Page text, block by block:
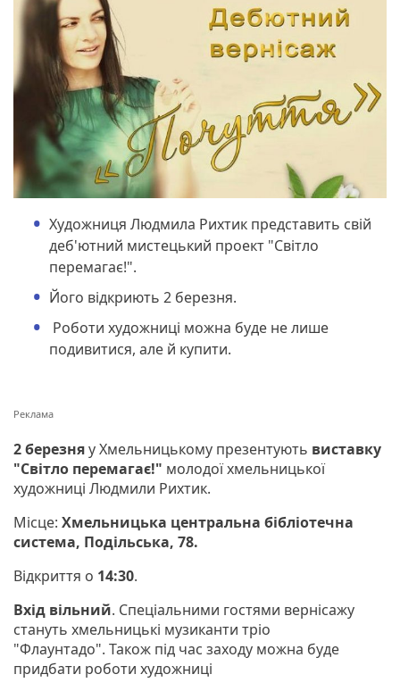
Художниця Людмила Рихтик представить свій
деб'ютний мистецький проект "Світло
перемагає!".
Його відкриють 2 березня.
Роботи художниці можна буде не лише
подивитися, але й купити.
2 березняу Хмельницькому презентують виставку
"Світло перемагає!" молодої хмельницької
художниці Людмили Рихтик.
Місце: Хмельницька центральна бібліотечна
система, Подільська, 78.
Відкриття о 14:30.
Вхід вільний. Спеціальними гостями вернісажу
стануть хмельницькі музиканти тріо
"Флаунтадо". Також під час заходу можна буде
придбати роботи художниці